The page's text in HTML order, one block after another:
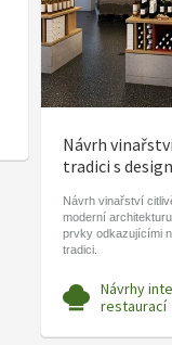
Návrh
tradici s
Návrh vinařství
moderní
prvky odkazujícími
tradici.
Návrhy
restaurací